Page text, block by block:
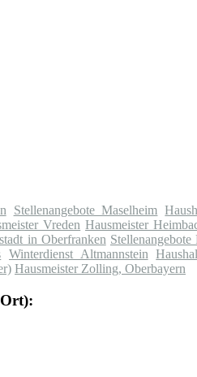
Stellenangebote Maselheim
Vreden Hausmeister
in Oberfranken
Winterdienst Altmannstein
Hausmeister Zolling, Oberbayern